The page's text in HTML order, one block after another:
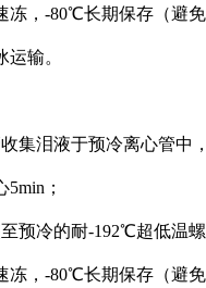
冻，-80℃长期保存（避
运输。
集泪液于预冷离心管中
5min；
预冷的耐-192℃超低温
冻，-80℃长期保存（避